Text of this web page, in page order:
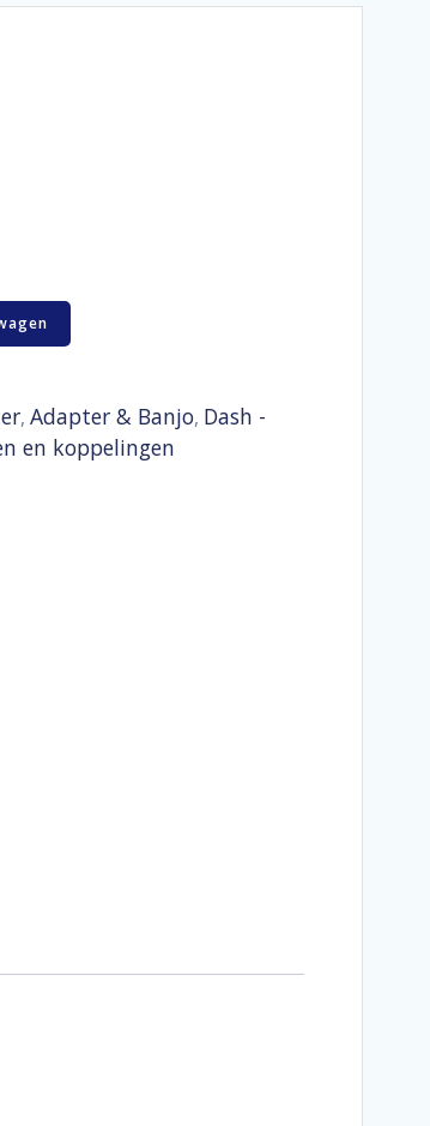
, Adapter & Banjo, Dash -
en koppelingen